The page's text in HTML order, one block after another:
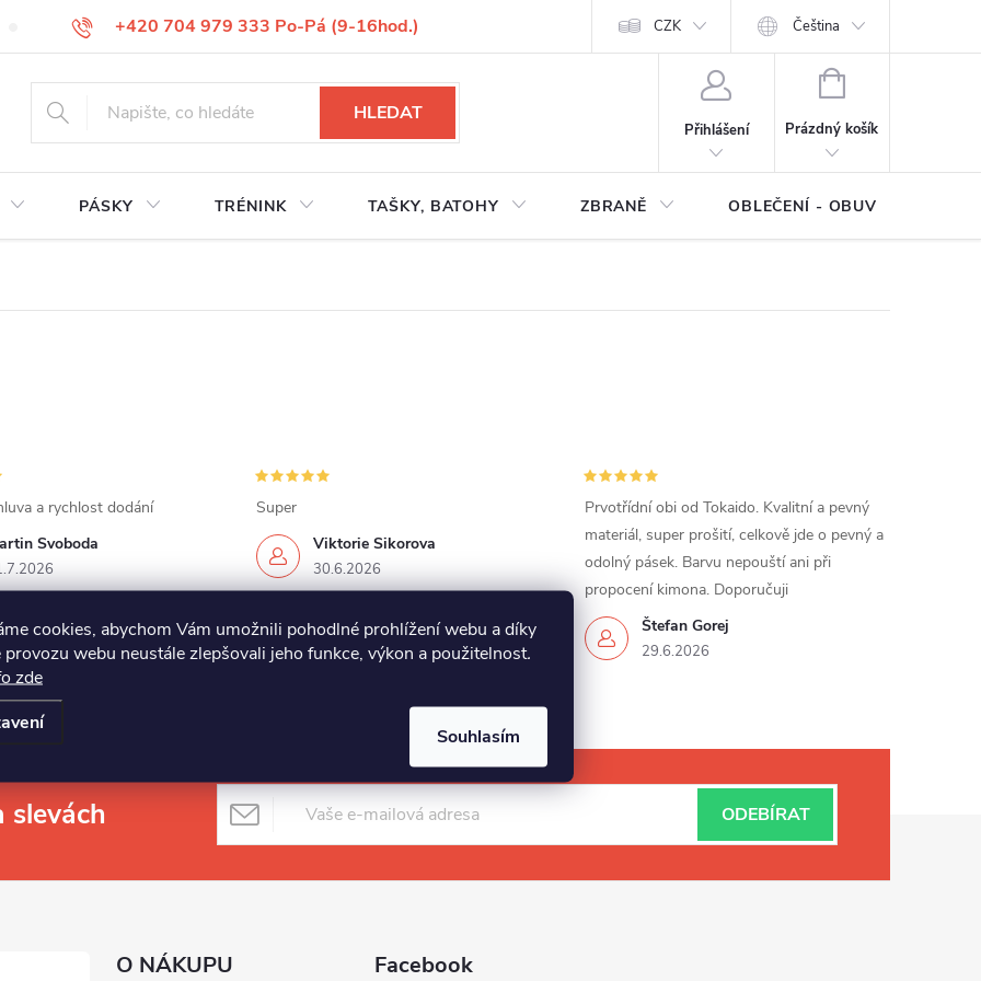
cookies, abychom Vám umožnili pohodlné prohlížení webu a díky
provozu webu neustále zlepšovali jeho funkce, výkon a použitelnost.
zde
Souhlasím
+420 704 979 333 Po-Pá (9-16hod.)
VÝMĚNA ZBOŽÍ REKLAMACE ZBOŽÍ ODSTOUPENÍ OD KUPNÍ SMLOUVY OCHRANA OSOBNÍCH DAT Moje objednávka
CZK Čeština
HLEDAT
Přihlášení
NÁKUPNÍ
Prázdný košík
PÁSKY TRÉNINK TAŠKY, BATOHY ZBRANĚ OBLEČENÍ - OBUV
Svoboda
a rychlost dodání
Viktorie Sikorova
30.6.2026
Super
Štefan Gorej
29.6.2026
Prvotřídní obi od Tokaido. Kvalitní a pevný
materiál, super prošití, celkově jde o pevný a
odolný pásek. Barvu nepouští ani při
propocení kimona. Doporučuji
slevách ODEBÍRAT
O NÁKUPU Facebook